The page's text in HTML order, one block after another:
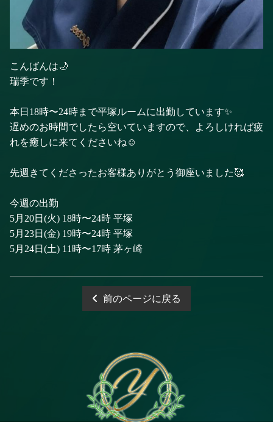
こんばんは🌙
瑞季です！
本日18時〜24時まで平塚ルームに出勤しています✨
遅めのお時間でしたら空いていますので、よろしければ疲
れを癒しに来てくださいね☺️
先週きてくださったお客様ありがとう御座いました🥰
今週の出勤
5月20日(火) 18時〜24時 平塚
5月23日(金) 19時〜24時 平塚
5月24日(土) 11時〜17時 茅ヶ崎
前のページに戻る